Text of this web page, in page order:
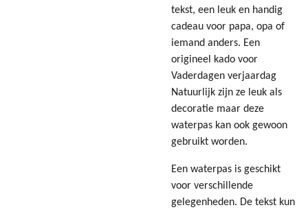
tekst, een leuk en handig
cadeau voor papa, opa of
iemand anders. Een
origineel kado voor
Vaderdagen verjaardag
Natuurlijk zijn ze leuk als
decoratie maar deze
waterpas kan ook gewoon
gebruikt worden.
Een waterpas is geschikt
voor verschillende
gelegenheden. De tekst kun